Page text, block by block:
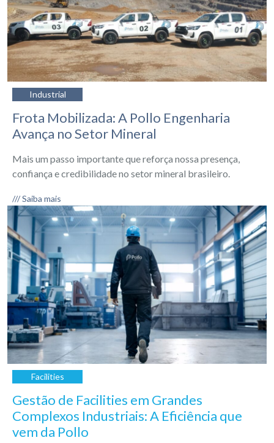
Industrial
Frota Mobilizada: A Pollo Engenharia
Avança no Setor Mineral
Mais um passo importante que reforça nossa presença,
confiança e credibilidade no setor mineral brasileiro.
/// Saiba mais
Facilities
Gestão de Facilities em Grandes
Complexos Industriais: A Eficiência que
vem da Pollo